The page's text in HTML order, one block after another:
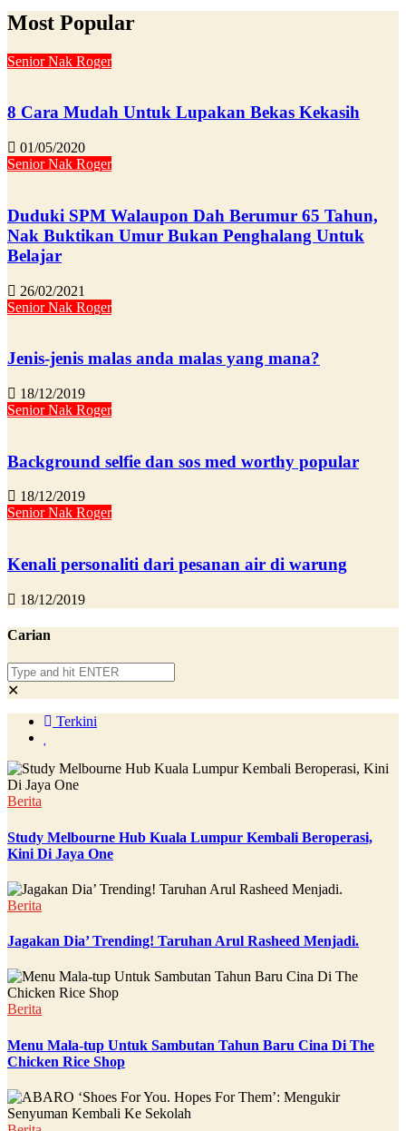
Most Popular
Senior Nak Roger
8 Cara Mudah Untuk Lupakan Bekas Kekasih
01/05/2020
Senior Nak Roger
Duduki SPM Walaupon Dah Berumur 65 Tahun,
Nak Buktikan Umur Bukan Penghalang Untuk
Belajar
26/02/2021
Senior Nak Roger
Jenis-jenis malas anda malas yang mana?
18/12/2019
Senior Nak Roger
Background selfie dan sos med worthy popular
18/12/2019
Senior Nak Roger
Kenali personaliti dari pesanan air di warung
18/12/2019
Carian
✕
Terkini
Berita
Study Melbourne Hub Kuala Lumpur Kembali Beroperasi,
Kini Di Jaya One
Berita
Jagakan Dia’ Trending! Taruhan Arul Rasheed Menjadi.
Berita
Menu Mala-tup Untuk Sambutan Tahun Baru Cina Di The
Chicken Rice Shop